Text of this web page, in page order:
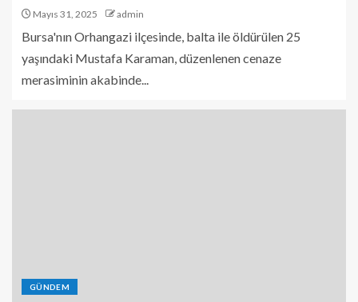
Mayıs 31, 2025 admin
Bursa'nın Orhangazi ilçesinde, balta ile öldürülen 25
yaşındaki Mustafa Karaman, düzenlenen cenaze
merasiminin akabinde...
GÜNDEM